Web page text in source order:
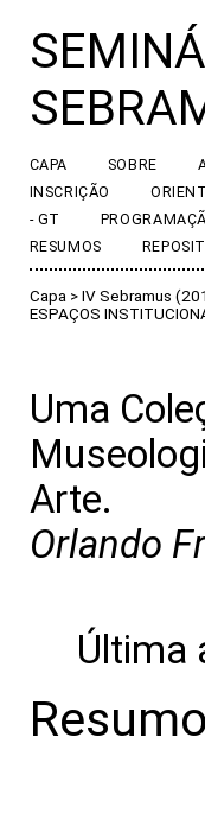
CAPA SOBRE
INSCRIÇÃO
- GT
RESUMOS
Capa > IV Sebramus
ESPAÇOS
Uma
Arte.
Orlando
Última
Resumo